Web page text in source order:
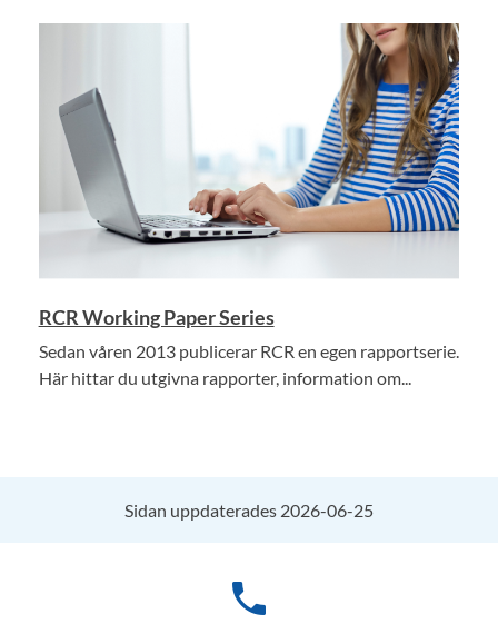
RCR Working Paper Series
Sedan våren 2013 publicerar RCR en egen rapportserie.
Här hittar du utgivna rapporter, information om...
Sidan uppdaterades 2026-06-25
phone